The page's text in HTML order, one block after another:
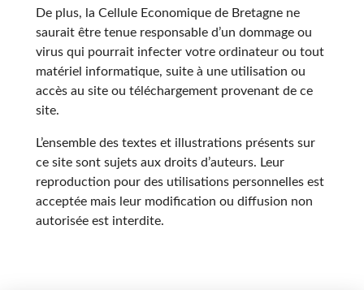
De plus, la Cellule Economique de Bretagne ne
saurait être tenue responsable d’un dommage ou
virus qui pourrait infecter votre ordinateur ou tout
matériel informatique, suite à une utilisation ou
accès au site ou téléchargement provenant de ce
site.
L’ensemble des textes et illustrations présents sur
ce site sont sujets aux droits d’auteurs. Leur
reproduction pour des utilisations personnelles est
acceptée mais leur modification ou diffusion non
autorisée est interdite.